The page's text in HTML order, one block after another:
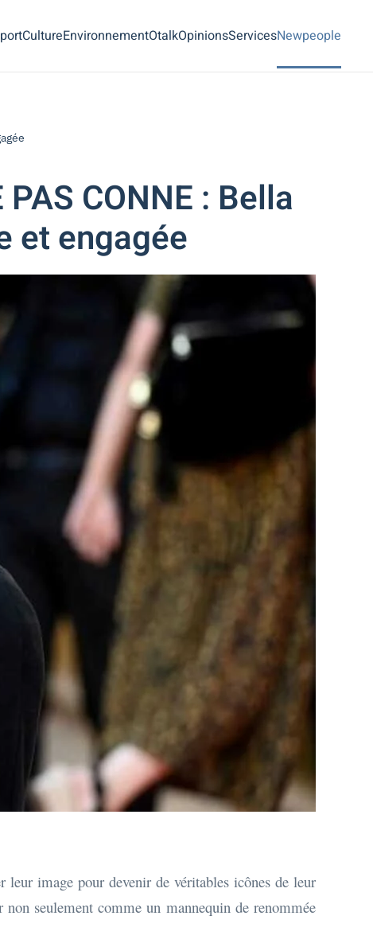
CultureEnvironnementOtalkOpinionsServicesNewpeople
CONNE : Bella
et engagée
image pour devenir de véritables icônes de leur
seulement comme un mannequin de renommée